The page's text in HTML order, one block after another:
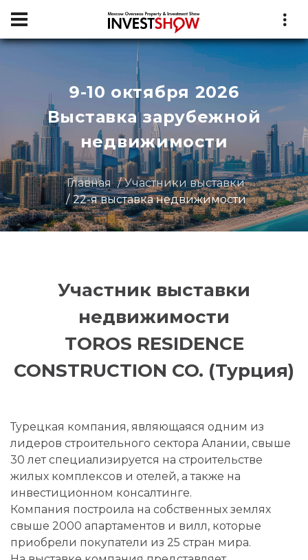
9-10 октября 2026
Выставка зарубежной
недвижимости
Главная
Участники выставки
22-я выставка недвижимости
Участник выставки
недвижимости
TOROS RESIDENCE
CONSTRUCTION CO. (Турция)
Турецкая компания, являющаяся одним из
лидеров строительного сектора Алании, свыше
30 лет специализируется на строительстве
жилых комплексов и отелей, а также на
инвестиционном консалтинге.
Компания построила на собственных землях
свыше 2000 апартаментов и вилл, которые
приобрели покупатели из 25 стран мира.